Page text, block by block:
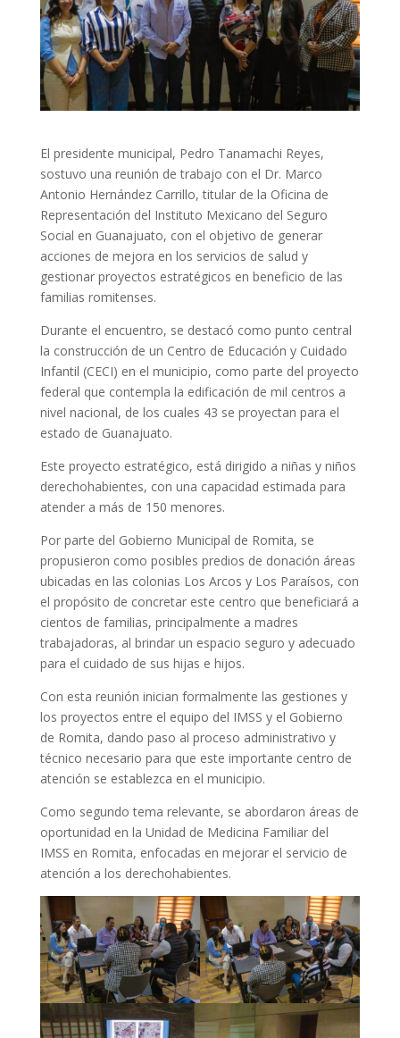
El presidente municipal, Pedro Tanamachi Reyes,
sostuvo una reunión de trabajo con el Dr. Marco
Antonio Hernández Carrillo, titular de la Oficina de
Representación del Instituto Mexicano del Seguro
Social en Guanajuato, con el objetivo de generar
acciones de mejora en los servicios de salud y
gestionar proyectos estratégicos en beneficio de las
familias romitenses.
Durante el encuentro, se destacó como punto central
la construcción de un Centro de Educación y Cuidado
Infantil (CECI) en el municipio, como parte del proyecto
federal que contempla la edificación de mil centros a
nivel nacional, de los cuales 43 se proyectan para el
estado de Guanajuato.
Este proyecto estratégico, está dirigido a niñas y niños
derechohabientes, con una capacidad estimada para
atender a más de 150 menores.
Por parte del Gobierno Municipal de Romita, se
propusieron como posibles predios de donación áreas
ubicadas en las colonias Los Arcos y Los Paraísos, con
el propósito de concretar este centro que beneficiará a
cientos de familias, principalmente a madres
trabajadoras, al brindar un espacio seguro y adecuado
para el cuidado de sus hijas e hijos.
Con esta reunión inician formalmente las gestiones y
los proyectos entre el equipo del IMSS y el Gobierno
de Romita, dando paso al proceso administrativo y
técnico necesario para que este importante centro de
atención se establezca en el municipio.
Como segundo tema relevante, se abordaron áreas de
oportunidad en la Unidad de Medicina Familiar del
IMSS en Romita, enfocadas en mejorar el servicio de
atención a los derechohabientes.